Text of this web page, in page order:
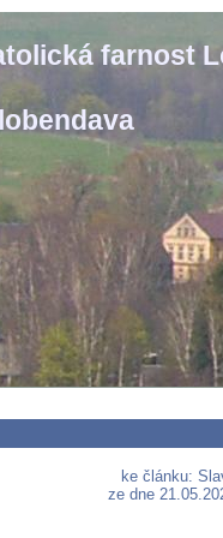
farnost
ke článku:
ze dne